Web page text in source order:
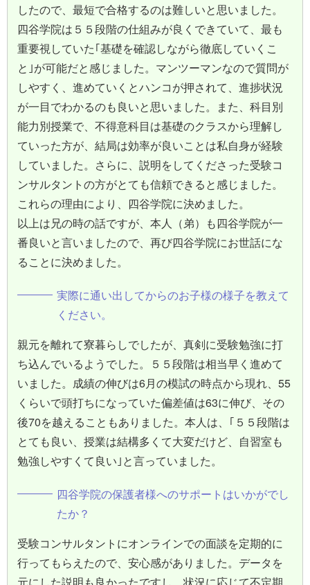
したので、最短で合格するのは難しいと思いました。
四谷学院は５５段階の仕組みが良くできていて、最も
重要視していた｢基礎を確認しながら徹底していくこ
と｣が可能だと感じました。マンツーマンなので質問が
しやすく、進めていくとハンコが押されて、進捗状況
が一目でわかるのも良いと思いました。また、科目別
能力別授業で、不得意科目は基礎のクラスから理解し
ていった方が、結局は効率が良いことは私自身が経験
していました。さらに、説明をしてくださった受験コ
ンサルタントの方がとても信頼できると感じました。
これらの理由により、四谷学院に決めました。
以上は兄の時の話ですが、本人（弟）も四谷学院が一
番良いと言いましたので、再び四谷学院にお世話にな
ることに決めました。
実際に通い出してからのお子様の様子を教えて
ください。
親元を離れて寮暮らしでしたが、真剣に受験勉強に打
ち込んでいるようでした。５５段階は相当早く進めて
いました。成績の伸びは6月の模試の時点から現れ、55
くらいで頭打ちになっていた偏差値は63に伸び、その
後70を越えることもありました。本人は、｢５５段階は
とても良い、授業は結構多くて大変だけど、自習室も
勉強しやすくて良い｣と言っていました。
四谷学院の保護者様へのサポートはいかがでし
たか？
受験コンサルタントにオンラインでの面談を定期的に
行ってもらえたので、安心感がありました。データを
元にした説明も良かったですし、状況に応じて不定期